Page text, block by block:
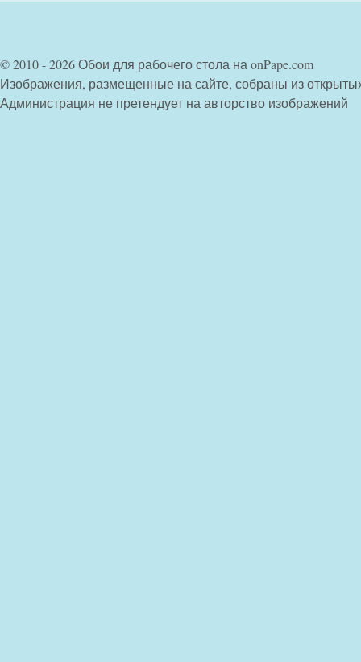
© 2010 - 2026 Обои для рабочего стола на onPape.com
Изображения, размещенные на сайте, собраны из
Администрация не претендует на авторство изображений